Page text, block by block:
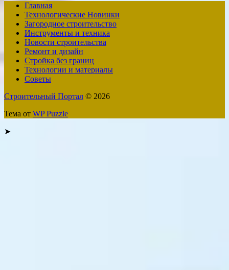
Главная
Технологические Новинки
Загородное строительство
Инструменты и техника
Новости строительства
Ремонт и дизайн
Стройка без границ
Технологии и материалы
Советы
Строительный Портал © 2026
Тема от WP Puzzle
➤